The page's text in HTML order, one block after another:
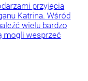
przyjęcia
Katrina. Wśród
wielu bardzo
mogli wesprzeć